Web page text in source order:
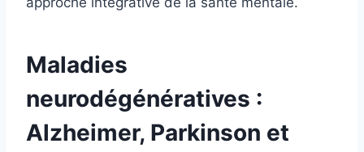
Maladies
neurodégénératives :
Alzheimer, Parkinson et